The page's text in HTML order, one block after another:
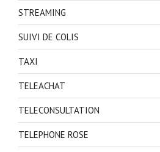
STREAMING
SUIVI DE COLIS
TAXI
TELEACHAT
TELECONSULTATION
TELEPHONE ROSE